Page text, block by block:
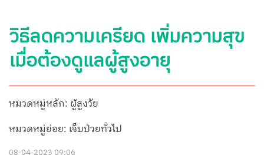
วิธีลดความเครียด เพิ่มความสุข
เมื่อต้องดูแลผู้สูงอายุ
หมวดหมู่หลัก: ผู้สูงวัย
หมวดหมู่ย่อย: เจ็บป่วยทั่วไป